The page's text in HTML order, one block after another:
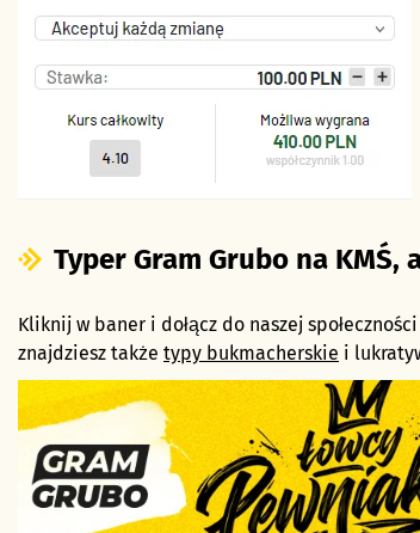
Typer Gram Grubo na KMŚ,
Kliknij w baner i dołącz do naszej
znajdziesz także typy bukmacherskie i